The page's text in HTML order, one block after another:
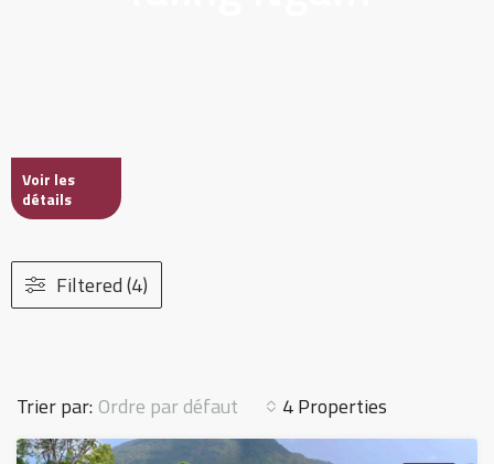
Voir les
détails
Filtered (4)
4 Properties
Trier par: Ordre par défaut